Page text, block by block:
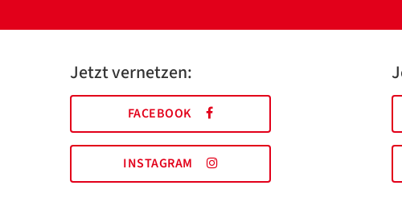
Jetzt vernetzen:
FACEBOOK
INSTAGRAM